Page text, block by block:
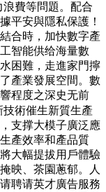
浪費等問題。配合
平安與隱私保護！
合時，加快數字產
智能供给海量數
困難，走進家門擰
產業發展空間。數
程度之深史无前
技術催生新質生產
支撑大模子廣泛應
產效率和產品質
大幅提拔用戶體驗
映、茶園蔥郁。人
聘请英才廣告服務